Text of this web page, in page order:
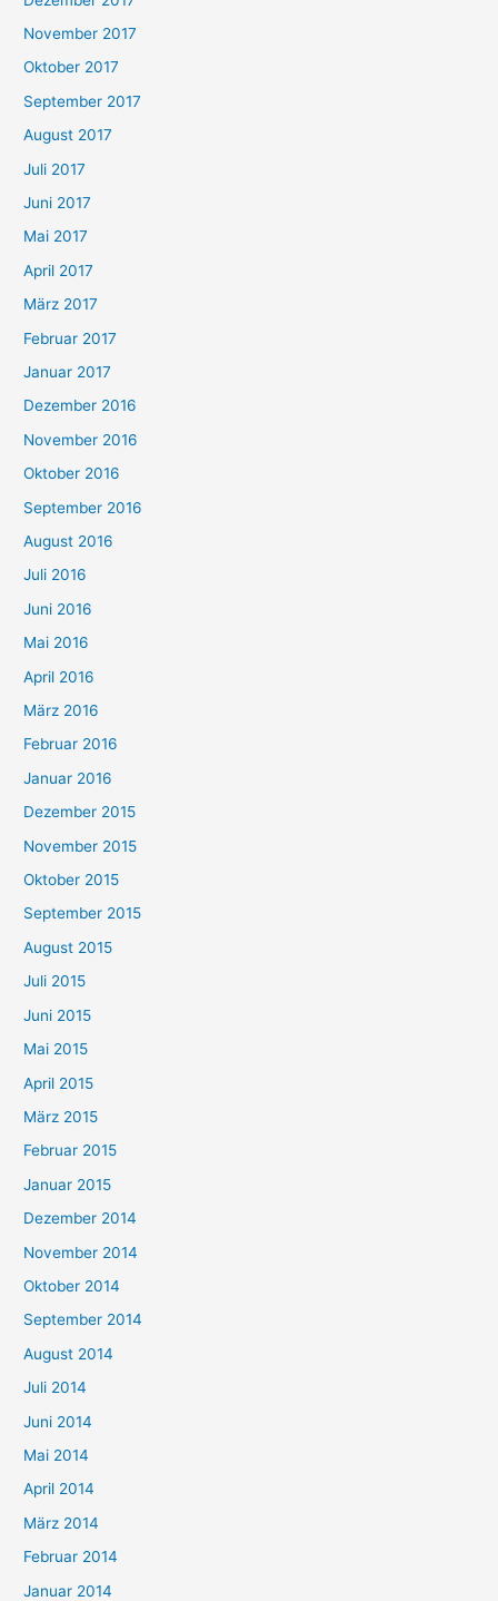
November 2017
Oktober 2017
September 2017
August 2017
Juli 2017
Juni 2017
Mai 2017
April 2017
März 2017
Februar 2017
Januar 2017
Dezember 2016
November 2016
Oktober 2016
September 2016
August 2016
Juli 2016
Juni 2016
Mai 2016
April 2016
März 2016
Februar 2016
Januar 2016
Dezember 2015
November 2015
Oktober 2015
September 2015
August 2015
Juli 2015
Juni 2015
Mai 2015
April 2015
März 2015
Februar 2015
Januar 2015
Dezember 2014
November 2014
Oktober 2014
September 2014
August 2014
Juli 2014
Juni 2014
Mai 2014
April 2014
März 2014
Februar 2014
Januar 2014